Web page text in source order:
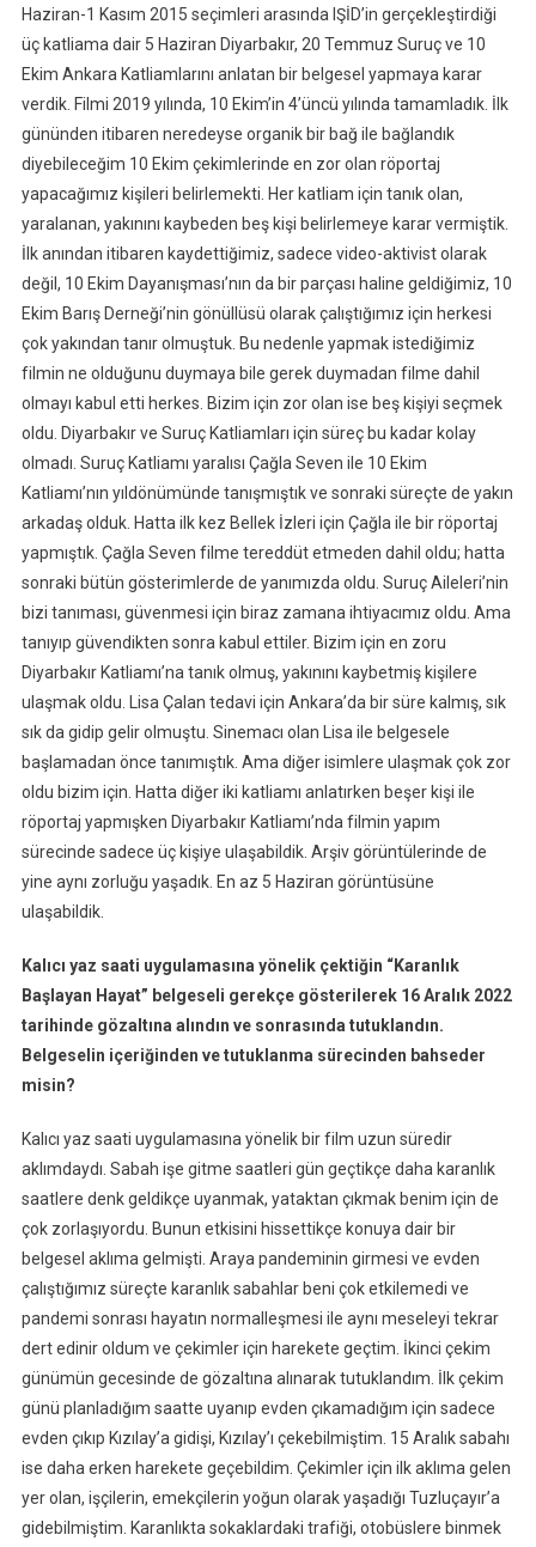
Haziran-1 Kasım 2015 seçimleri arasında IŞİD’in gerçekleştirdiği
üç katliama dair 5 Haziran Diyarbakır, 20 Temmuz Suruç ve 10
Ekim Ankara Katliamlarını anlatan bir belgesel yapmaya karar
verdik. Filmi 2019 yılında, 10 Ekim’in 4’üncü yılında tamamladık. İlk
gününden itibaren neredeyse organik bir bağ ile bağlandık
diyebileceğim 10 Ekim çekimlerinde en zor olan röportaj
yapacağımız kişileri belirlemekti. Her katliam için tanık olan,
yaralanan, yakınını kaybeden beş kişi belirlemeye karar vermiştik.
İlk anından itibaren kaydettiğimiz, sadece video-aktivist olarak
değil, 10 Ekim Dayanışması’nın da bir parçası haline geldiğimiz, 10
Ekim Barış Derneği’nin gönüllüsü olarak çalıştığımız için herkesi
çok yakından tanır olmuştuk. Bu nedenle yapmak istediğimiz
filmin ne olduğunu duymaya bile gerek duymadan filme dahil
olmayı kabul etti herkes. Bizim için zor olan ise beş kişiyi seçmek
oldu. Diyarbakır ve Suruç Katliamları için süreç bu kadar kolay
olmadı. Suruç Katliamı yaralısı Çağla Seven ile 10 Ekim
Katliamı’nın yıldönümünde tanışmıştık ve sonraki süreçte de yakın
arkadaş olduk. Hatta ilk kez Bellek İzleri için Çağla ile bir röportaj
yapmıştık. Çağla Seven filme tereddüt etmeden dahil oldu; hatta
sonraki bütün gösterimlerde de yanımızda oldu. Suruç Aileleri’nin
bizi tanıması, güvenmesi için biraz zamana ihtiyacımız oldu. Ama
tanıyıp güvendikten sonra kabul ettiler. Bizim için en zoru
Diyarbakır Katliamı’na tanık olmuş, yakınını kaybetmiş kişilere
ulaşmak oldu. Lisa Çalan tedavi için Ankara’da bir süre kalmış, sık
sık da gidip gelir olmuştu. Sinemacı olan Lisa ile belgesele
başlamadan önce tanımıştık. Ama diğer isimlere ulaşmak çok zor
oldu bizim için. Hatta diğer iki katliamı anlatırken beşer kişi ile
röportaj yapmışken Diyarbakır Katliamı’nda filmin yapım
sürecinde sadece üç kişiye ulaşabildik. Arşiv görüntülerinde de
yine aynı zorluğu yaşadık. En az 5 Haziran görüntüsüne
ulaşabildik.
Kalıcı yaz saati uygulamasına yönelik çektiğin “Karanlık
Başlayan Hayat” belgeseli gerekçe gösterilerek 16 Aralık 2022
tarihinde gözaltına alındın ve sonrasında tutuklandın.
Belgeselin içeriğinden ve tutuklanma sürecinden bahseder
misin?
Kalıcı yaz saati uygulamasına yönelik bir film uzun süredir
aklımdaydı. Sabah işe gitme saatleri gün geçtikçe daha karanlık
saatlere denk geldikçe uyanmak, yataktan çıkmak benim için de
çok zorlaşıyordu. Bunun etkisini hissettikçe konuya dair bir
belgesel aklıma gelmişti. Araya pandeminin girmesi ve evden
çalıştığımız süreçte karanlık sabahlar beni çok etkilemedi ve
pandemi sonrası hayatın normalleşmesi ile aynı meseleyi tekrar
dert edinir oldum ve çekimler için harekete geçtim. İkinci çekim
günümün gecesinde de gözaltına alınarak tutuklandım. İlk çekim
günü planladığım saatte uyanıp evden çıkamadığım için sadece
evden çıkıp Kızılay’a gidişi, Kızılay’ı çekebilmiştim. 15 Aralık sabahı
ise daha erken harekete geçebildim. Çekimler için ilk aklıma gelen
yer olan, işçilerin, emekçilerin yoğun olarak yaşadığı Tuzluçayır’a
gidebilmiştim. Karanlıkta sokaklardaki trafiği, otobüslere binmek